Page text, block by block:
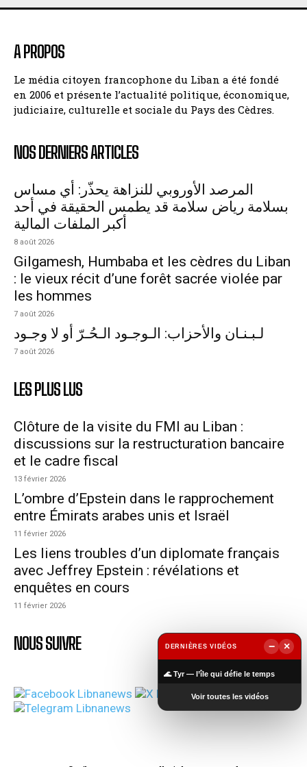
A PROPOS
Le média citoyen francophone du Liban a été fondé
en 2006 et présente l’actualité politique, économique,
judiciaire, culturelle et sociale du Pays des Cèdres.
NOS DERNIERS ARTICLES
المرصد الأوروبي للنزاهة يحذّر: أي مساس
بسلامة رياض سلامة قد يطمس الحقيقة في أحد
أكبر الملفات المالية
8 août 2026
Gilgamesh, Humbaba et les cèdres du Liban
: le vieux récit d’une forêt sacrée violée par
les hommes
7 août 2026
لـبـنـان والأحزاب: الـوجـود الـحُـرّ أو لا وجـود
7 août 2026
LES PLUS LUS
Clôture de la visite du FMI au Liban :
discussions sur la restructuration bancaire
et le cadre fiscal
13 février 2026
L’ombre d’Epstein dans le rapprochement
entre Émirats arabes unis et Israël
11 février 2026
Les liens troubles d’un diplomate français
avec Jeffrey Epstein : révélations et
enquêtes en cours
11 février 2026
NOUS SUIVRE DERNIÈRES VIDÉOS −
×
🌊 Tyr — l’île qui défie le temps
Voir toutes les vidéos